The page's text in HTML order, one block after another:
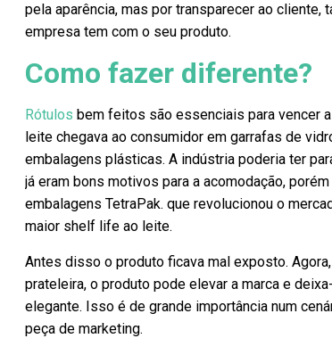
pela aparência, mas por transparecer ao
empresa tem com o seu produto.
Como fazer diferente?
Rótulos bem feitos são essenciais para vencer
leite chegava ao consumidor em garrafas de
embalagens plásticas. A indústria poderia ter
já eram bons motivos para a acomodação,
embalagens TetraPak. que revolucionou o
maior shelf life ao leite.
Antes disso o produto ficava mal exposto.
prateleira, o produto pode elevar a marca e
elegante. Isso é de grande importância num
peça de marketing.